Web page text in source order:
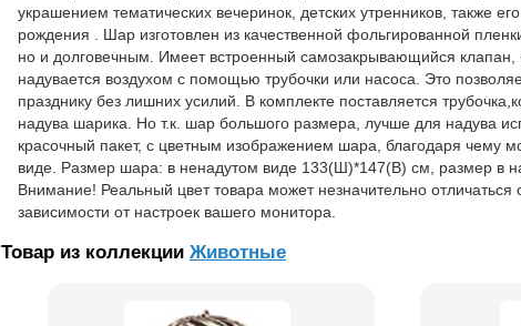
украшением тематических вечеринок, детских утренников, также
рождения . Шар изготовлен из качественной фольгированной
но и долговечным. Имеет встроенный самозакрывающийся клапан,
надувается воздухом с помощью трубочки или насоса. Это
празднику без лишних усилий. В комплекте поставляется
надува шарика. Но т.к. шар большого размера, лучше для надува
красочный пакет, с цветным изображением шара, благодаря чему
виде. Размер шара: в ненадутом виде 133(Ш)*147(В) см, размер в
Внимание! Реальный цвет товара может незначительно
зависимости от настроек вашего монитора.
Товар из коллекции Животные